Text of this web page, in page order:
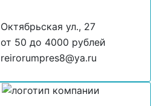
Октябрьская ул., 27
от 50 до 4000 рублей
reirorumpres8@ya.ru